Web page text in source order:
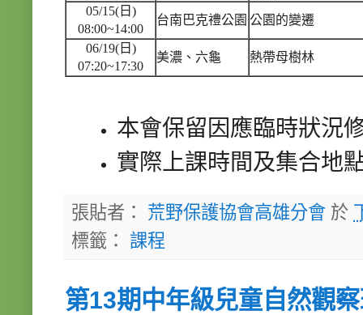
05/15(日)
08:00~14:00
台南巴克禮公園 公園的變遷
06/19(日)
07:20~17:30
美濃、六龜 熱帶母樹林
本會保留因應臨時狀況
實際上課時間及集合地
張貼者： 荒野保護協會高雄分會 於
標籤： 課程
第13期中年級兒童自然觀